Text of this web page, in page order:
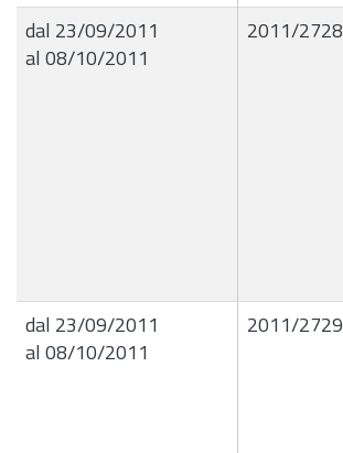
dal 23/09/2011
al 08/10/2011
2011/2728
dal 23/09/2011
al 08/10/2011
2011/2729